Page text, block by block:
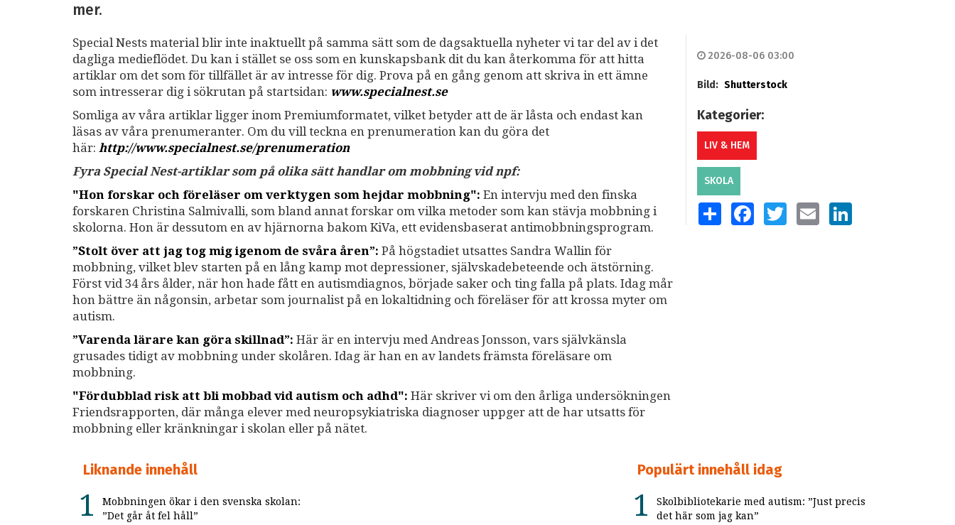
mer.
Special Nests material blir inte inaktuellt på samma sätt som de dagsaktuella nyheter vi tar del av i det
dagliga medieflödet. Du kan i stället se oss som en kunskapsbank dit du kan återkomma för att hitta
artiklar om det som för tillfället är av intresse för dig. Prova på en gång genom att skriva in ett ämne
som intresserar dig i sökrutan på startsidan: www.specialnest.se
Somliga av våra artiklar ligger inom Premiumformatet, vilket betyder att de är låsta och endast kan
läsas av våra prenumeranter. Om du vill teckna en prenumeration kan du göra det
här: http://www.specialnest.se/prenumeration
Fyra Special Nest-artiklar som på olika sätt handlar om mobbning vid npf:
"Hon forskar och föreläser om verktygen som hejdar mobbning": En intervju med den finska
forskaren Christina Salmivalli, som bland annat forskar om vilka metoder som kan stävja mobbning i
skolorna. Hon är dessutom en av hjärnorna bakom KiVa, ett evidensbaserat antimobbningsprogram.
”Stolt över att jag tog mig igenom de svåra åren”: På högstadiet utsattes Sandra Wallin för
mobbning, vilket blev starten på en lång kamp mot depressioner, självskadebeteende och ätstörning.
Först vid 34 års ålder, när hon hade fått en autismdiagnos, började saker och ting falla på plats. Idag mår
hon bättre än någonsin, arbetar som journalist på en lokaltidning och föreläser för att krossa myter om
autism.
”Varenda lärare kan göra skillnad”: Här är en intervju med Andreas Jonsson, vars självkänsla
grusades tidigt av mobbning under skolåren. Idag är han en av landets främsta föreläsare om
mobbning.
"Fördubblad risk att bli mobbad vid autism och adhd": Här skriver vi om den årliga undersökningen
Friendsrapporten, där många elever med neuropsykiatriska diagnoser uppger att de har utsatts för
mobbning eller kränkningar i skolan eller på nätet.
2026-08-06 03:00
Bild: Shutterstock
Kategorier:
LIV & HEM
SKOLA
SHARE FACEBOOKTWITTEREMAIL LINKEDIN
Liknande innehåll
Mobbningen ökar i den svenska skolan:
”Det går åt fel håll”
Populärt innehåll idag
Skolbibliotekarie med autism: ”Just precis
det här som jag kan”